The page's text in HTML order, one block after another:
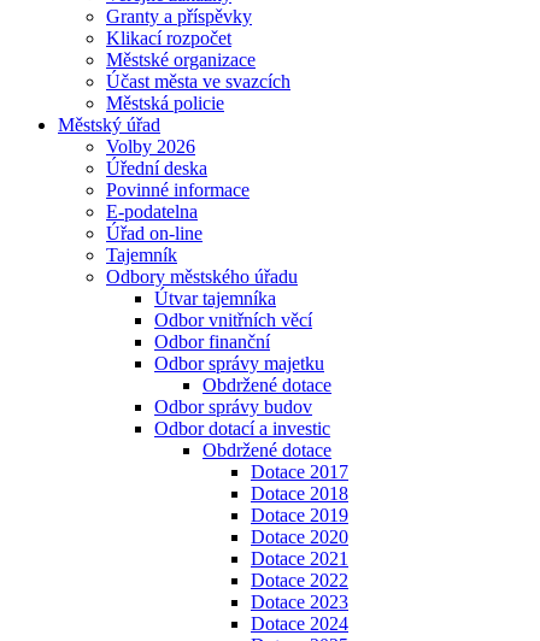
Granty a příspěvky
Klikací rozpočet
Městské organizace
Účast města ve svazcích
Městská policie
Městský úřad
Volby 2026
Úřední deska
Povinné informace
E-podatelna
Úřad on-line
Tajemník
Odbory městského úřadu
Útvar tajemníka
Odbor vnitřních věcí
Odbor finanční
Odbor správy majetku
Obdržené dotace
Odbor správy budov
Odbor dotací a investic
Obdržené dotace
Dotace 2017
Dotace 2018
Dotace 2019
Dotace 2020
Dotace 2021
Dotace 2022
Dotace 2023
Dotace 2024